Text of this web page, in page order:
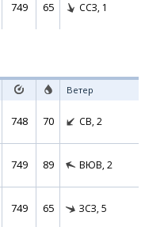
749 65 ССЗ, 1
Ветер
748 70 СВ, 2
749 89 ВЮВ, 2
749 65 ЗСЗ, 5